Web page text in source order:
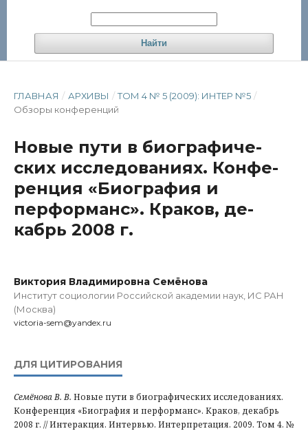
Найти
ГЛАВНАЯ / АРХИВЫ / ТОМ 4 № 5 (2009): ИНТЕР №5 /
Обзоры конференций
Но­вые пути в био­графиче­
ских иссле­до­ваниях. Конфе­
ренция «Био­графия и
перформанс». Краков, де­
кабрь 2008 г.
Виктория Владимировна Семёнова
Институт социологии Российской академии наук, ИС РАН
(Москва)
victoria-sem@yandex.ru
ДЛЯ ЦИТИРОВАНИЯ
Семёнова В. В. Но­вые пути в био­графиче­ских иссле­до­ваниях.
Конфе­ренция «Био­графия и перформанс». Краков, де­кабрь
2008 г. // Интеракция. Интервью. Интерпретация. 2009. Том 4. №